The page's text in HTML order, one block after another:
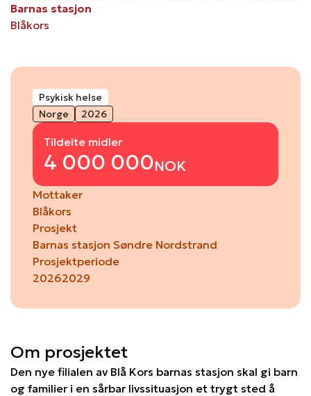
Barnas stasjon
Blåkors
Psykisk helse
Norge
2026
Tildelte midler
4 000 000NOK
Mottaker
Blåkors
Prosjekt
Barnas stasjon Søndre Nordstrand
Prosjektperiode
20262029
Om prosjektet
Den nye filialen av Blå Kors barnas stasjon skal gi barn
og familier i en sårbar livssituasjon et trygt sted å